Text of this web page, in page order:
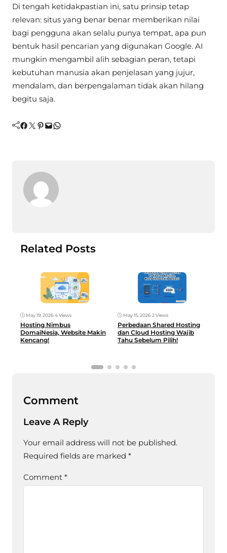
Di tengah ketidakpastian ini, satu prinsip tetap
relevan: situs yang benar benar memberikan nilai
bagi pengguna akan selalu punya tempat, apa pun
bentuk hasil pencarian yang digunakan Google. AI
mungkin mengambil alih sebagian peran, tetapi
kebutuhan manusia akan penjelasan yang jujur,
mendalam, dan berpengalaman tidak akan hilang
begitu saja.
Facebook Twitter Pinterest Mail WhatsApp
Related Posts
May 19, 2026•4 Views
Hosting Nimbus
DomaiNesia, Website Makin
Kencang!
May 15, 2026•2 Views
Perbedaan Shared Hosting
dan Cloud Hosting Wajib
Tahu Sebelum Pilih!
Comment
Leave A Reply
Your email address will not be published.
Required fields are marked *
Comment *